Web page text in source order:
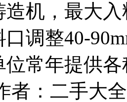
机，最大
口调整40-
位常年提供
者：二手大